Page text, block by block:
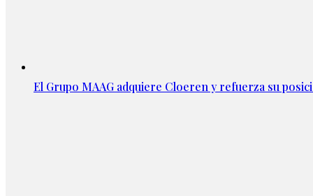
El Grupo MAAG adquiere Cloeren y refuerza su